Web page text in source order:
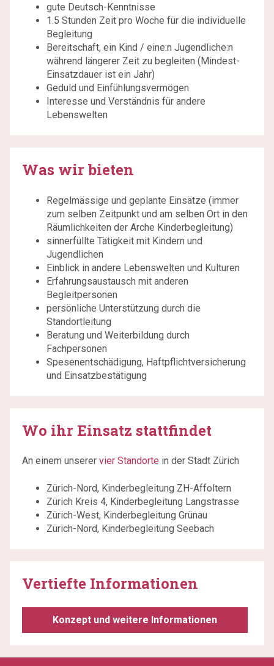
gute Deutsch-Kenntnisse
1.5 Stunden Zeit pro Woche für die individuelle
Begleitung
Bereitschaft, ein Kind / eine:n Jugendliche:n
während längerer Zeit zu begleiten (Mindest-
Einsatzdauer ist ein Jahr)
Geduld und Einfühlungsvermögen
Interesse und Verständnis für andere
Lebenswelten
Was wir bieten
Regelmässige und geplante Einsätze (immer
zum selben Zeitpunkt und am selben Ort in den
Räumlichkeiten der Arche Kinderbegleitung)
sinnerfüllte Tätigkeit mit Kindern und
Jugendlichen
Einblick in andere Lebenswelten und Kulturen
Erfahrungsaustausch mit anderen
Begleitpersonen
persönliche Unterstützung durch die
Standortleitung
Beratung und Weiterbildung durch
Fachpersonen
Spesenentschädigung, Haftpflichtversicherung
und Einsatzbestätigung
Wo ihr Einsatz stattfindet
An einem unserer vier Standorte in der Stadt Zürich
Zürich-Nord, Kinderbegleitung ZH-Affoltern
Zürich Kreis 4, Kinderbegleitung Langstrasse
Zürich-West, Kinderbegleitung Grünau
Zürich-Nord, Kinderbegleitung Seebach
Vertiefte Informationen
Konzept und weitere Informationen